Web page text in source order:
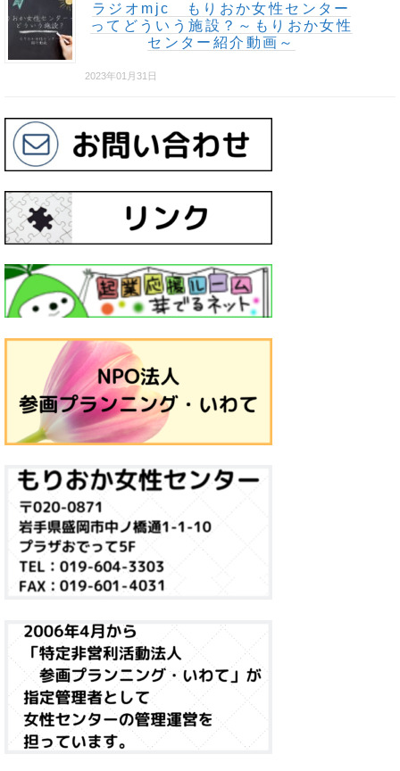
ラジオmjc もりおか女性センター
ってどういう施設？～もりおか女性
センター紹介動画～
2023年01月31日